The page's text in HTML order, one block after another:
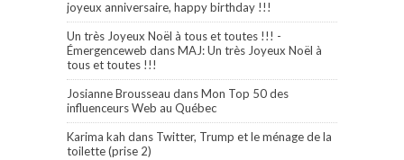
joyeux anniversaire, happy birthday !!!
Un très Joyeux Noël à tous et toutes !!! -
Émergenceweb dansMAJ: Un très Joyeux Noël à
tous et toutes !!!
Josianne Brousseau dansMon Top 50 des
influenceurs Web au Québec
Karima kah dans Twitter, Trump et le ménage de la
toilette (prise 2)